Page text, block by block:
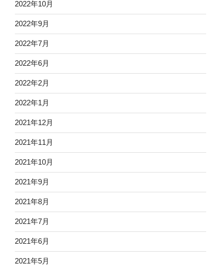
2022年10月
2022年9月
2022年7月
2022年6月
2022年2月
2022年1月
2021年12月
2021年11月
2021年10月
2021年9月
2021年8月
2021年7月
2021年6月
2021年5月